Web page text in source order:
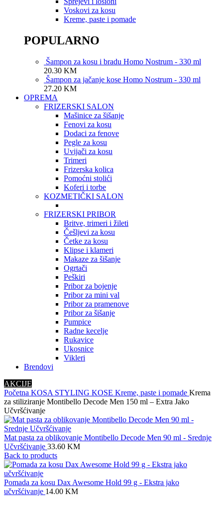
Voskovi za kosu
Kreme, paste i pomade
POPULARNO
Šampon za kosu i bradu Homo Nostrum - 330 ml
20.30 KM
Šampon za jačanje kose Homo Nostrum - 330 ml
27.20 KM
OPREMA
FRIZERSKI SALON
Mašinice za šišanje
Fenovi za kosu
Dodaci za fenove
Pegle za kosu
Uvijači za kosu
Trimeri
Frizerska kolica
Pomoćni stolići
Koferi i torbe
KOZMETIČKI SALON
FRIZERSKI PRIBOR
Britve, trimeri i žileti
Češljevi za kosu
Četke za kosu
Klipse i klameri
Makaze za šišanje
Ogrtači
Peškiri
Pribor za bojenje
Pribor za mini val
Pribor za pramenove
Pribor za šišanje
Pumpice
Radne kecelje
Rukavice
Ukosnice
Vikleri
Brendovi
AKCIJE
Početna KOSA STYLING KOSE Kreme, paste i pomade Krema
za stiliziranje Montibello Decode Men 150 ml – Extra Jako
Učvršćivanje
Mat pasta za oblikovanje Montibello Decode Men 90 ml - Srednje
Učvršćivanje 33.60 KM
Back to products
Pomada za kosu Dax Awesome Hold 99 g - Ekstra jako
učvršćivanje 14.00 KM